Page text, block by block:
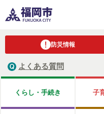
防災情報
よくある質問
くらし・手続き 子